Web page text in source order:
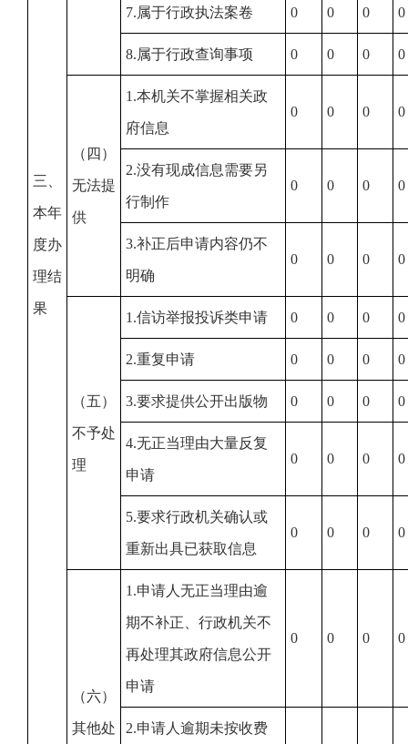
三、
本年
度办
理结
果
7.属于行政执法案卷 0 0 0 0
8.属于行政查询事项 0 0 0 0
（四）
无法提
供
1.本机关不掌握相关政
府信息
0 0 0 0
2.没有现成信息需要另
行制作
0 0 0 0
3.补正后申请内容仍不
明确
0 0 0 0
（五）
不予处
理
1.信访举报投诉类申请 0 0 0 0
2.重复申请 0 0 0 0
3.要求提供公开出版物 0 0 0 0
4.无正当理由大量反复
申请
0 0 0 0
5.要求行政机关确认或
重新出具已获取信息
0 0 0 0
（六）
其他处
1.申请人无正当理由逾
期不补正、行政机关不
再处理其政府信息公开
申请
0 0 0 0
2.申请人逾期未按收费